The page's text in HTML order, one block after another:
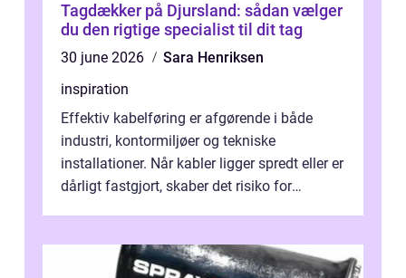
Tagdækker på Djursland: sådan vælger
du den rigtige specialist til dit tag
30 june 2026
Sara Henriksen
inspiration
Effektiv kabelføring er afgørende i både
industri, kontormiljøer og tekniske
installationer. Når kabler ligger spredt eller er
dårligt fastgjort, skaber det risiko for